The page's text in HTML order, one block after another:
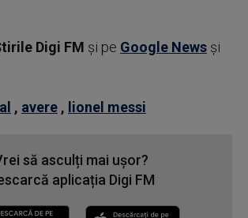
Digi FM şi pe Google News şi
, avere , lionel messi
să asculți mai ușor?
aplicația Digi FM